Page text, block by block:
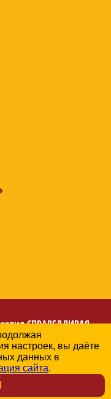
СПРАВЕДЛИВАЯ
Брянской области
данных
настроек, вы даёте
данных в
сайта.